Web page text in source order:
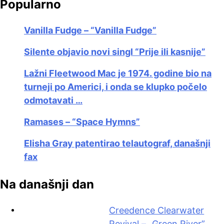
Popularno
Vanilla Fudge – “Vanilla Fudge”
Silente objavio novi singl “Prije ili kasnije”
Lažni Fleetwood Mac je 1974. godine bio na
turneji po Americi, i onda se klupko počelo
odmotavati …
Ramases – “Space Hymns”
Elisha Gray patentirao telautograf, današnji
fax
Na današnji dan
Creedence Clearwater